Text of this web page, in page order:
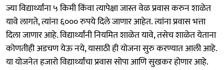
ज्या विद्यार्थ्यांना ५ किमी किंवा त्यापेक्षा जास्त वेळ प्रवास करुन शाळेत
यावे लागते, त्यांना ६००० रुपये दिले जाणार आहेत. त्यांना प्रवास भत्ता
दिला जाणार आहे. विद्यार्थ्यांनी नियमित शाळेत यावे, तसेच शाळेत येताना
कोणतीही अडचण येऊ नये, यासाठी ही योजना सुरु करण्यात आली आहे.
या योजनेत हजारो विद्यार्थ्यांचा प्रवास सोपा आणि सुखकर होणार आहे.